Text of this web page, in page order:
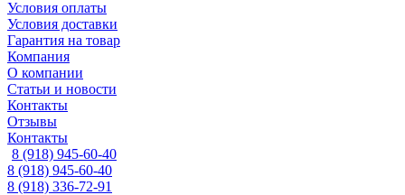
Условия оплаты
Условия доставки
Гарантия на товар
Компания
О компании
Статьи и новости
Контакты
Отзывы
Контакты
8 (918) 945-60-40
8 (918) 945-60-40
8 (918) 336-72-91